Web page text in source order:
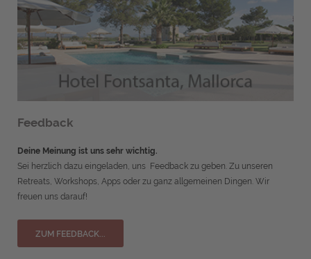
Feedback
Deine Meinung ist uns sehr wichtig.
Sei herzlich dazu eingeladen, uns Feedback zu geben. Zu unseren
Retreats, Workshops, Apps oder zu ganz allgemeinen Dingen. Wir
freuen uns darauf!
ZUM FEEDBACK...